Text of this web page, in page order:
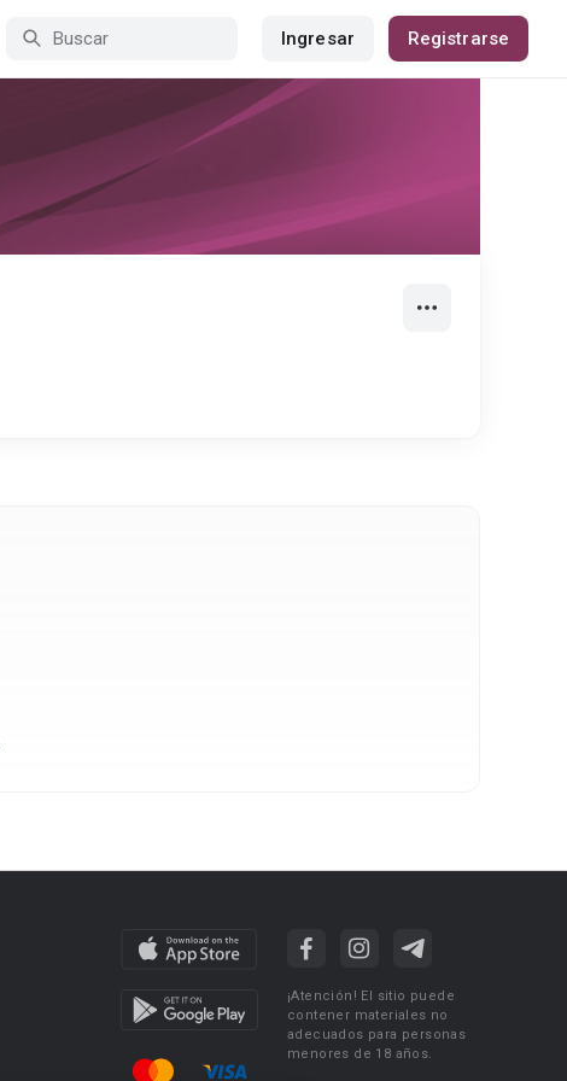
Ingresar Registrarse
¡Atención! El sitio puede
contener materiales no
adecuados para personas
menores de 18 años.